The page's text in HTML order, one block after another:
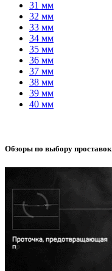
31 мм
32 мм
33 мм
34 мм
35 мм
36 мм
37 мм
38 мм
39 мм
40 мм
Обзоры по выбору проставок